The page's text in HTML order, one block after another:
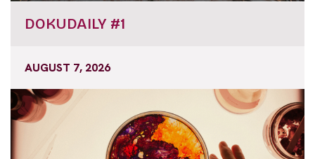
DOKUDAILY #1
AUGUST 7, 2026